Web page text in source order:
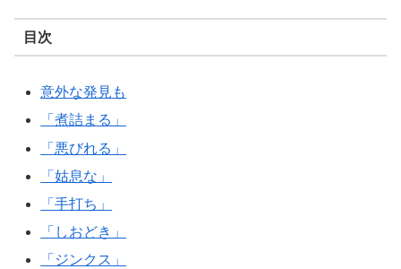
目次
意外な発見も
「煮詰まる」
「悪びれる」
「姑息な」
「手打ち」
「しおどき」
「ジンクス」